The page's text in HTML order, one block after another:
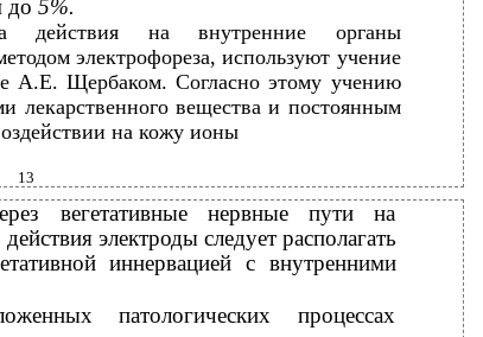
до 5%.
действия на внутренние органы
электрофореза, используют учение
А.Е. Щербаком. Согласно этому учению
лекарственного вещества и постоянным
на кожу ионы
13
вегетативные нервные пути на
электроды следует располагать
иннервацией с внутренними
патологических процессах